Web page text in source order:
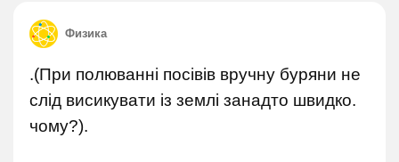
Физика
.(При полюванні посівів вручну буряни не
слід висикувати із землі занадто швидко.
чому?).